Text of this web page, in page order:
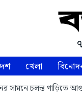
খেলা
সামনে চলন্ত গাড়িতে